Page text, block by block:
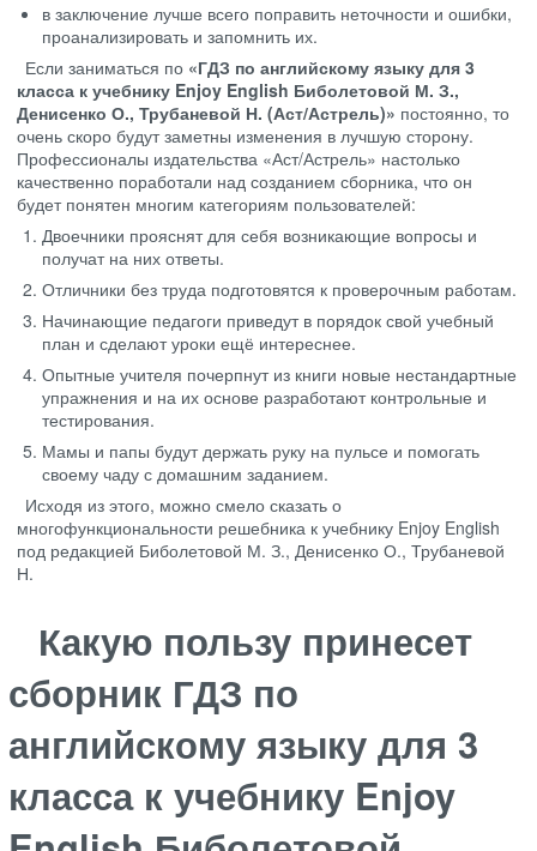
в заключение лучше всего поправить неточности и ошибки,
проанализировать и запомнить их.
Если заниматься по «ГДЗ по английскому языку для 3
класса к учебнику Enjoy English Биболетовой М. З.,
Денисенко О., Трубаневой Н. (Аст/Астрель)» постоянно, то
очень скоро будут заметны изменения в лучшую сторону.
Профессионалы издательства «Аст/Астрель» настолько
качественно поработали над созданием сборника, что он
будет понятен многим категориям пользователей:
Двоечники прояснят для себя возникающие вопросы и
получат на них ответы.
Отличники без труда подготовятся к проверочным работам.
Начинающие педагоги приведут в порядок свой учебный
план и сделают уроки ещё интереснее.
Опытные учителя почерпнут из книги новые нестандартные
упражнения и на их основе разработают контрольные и
тестирования.
Мамы и папы будут держать руку на пульсе и помогать
своему чаду с домашним заданием.
Исходя из этого, можно смело сказать о
многофункциональности решебника к учебнику Enjoy English
под редакцией Биболетовой М. З., Денисенко О., Трубаневой
Н.
Какую пользу принесет
сборник ГДЗ по
английскому языку для 3
класса к учебнику Enjoy